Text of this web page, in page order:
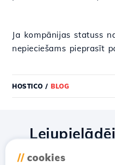
Ja kompānijas statuss
nepieciešams pieprasīt
HOSTICO / BLOG
// cookies